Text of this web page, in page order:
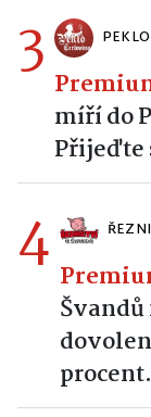
3
míří do
Přijeďte
4